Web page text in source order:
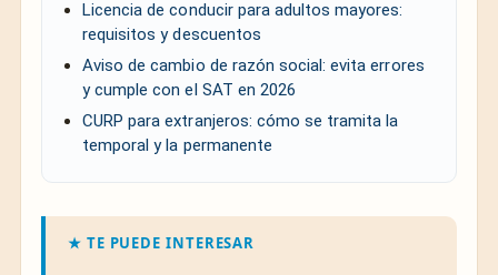
Licencia de conducir para adultos mayores:
requisitos y descuentos
Aviso de cambio de razón social: evita errores
y cumple con el SAT en 2026
CURP para extranjeros: cómo se tramita la
temporal y la permanente
★ TE PUEDE INTERESAR